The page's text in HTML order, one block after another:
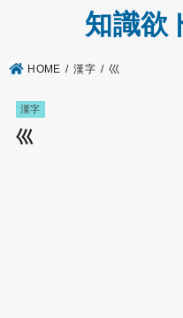
知識欲
HOME 漢字 巛
漢字
巛